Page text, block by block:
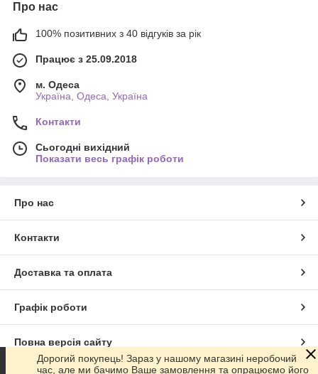
Про нас
100% позитивних з 40 відгуків за рік
Працює з 25.09.2018
м. Одеса
Україна, Одеса, Україна
Контакти
Сьогодні вихідний
Показати весь графік роботи
Про нас
Контакти
Доставка та оплата
Графік роботи
Повна версія сайту
Дорогий покупець! Зараз у нашому магазині неробочий
час, але ми бачимо Ваше замовлення та опрацюємо його